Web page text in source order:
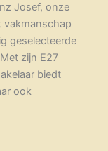
Josef, onze
vakmanschap
geselecteerde
zijn E27
biedt
ook